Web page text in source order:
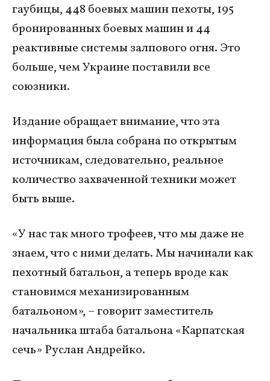
гаубицы, 448 боевых машин пехоты, 195
бронированных боевых машин и 44
реактивные системы залпового огня. Это
больше, чем Украине поставили все
союзники.
Издание обращает внимание, что эта
информация была собрана по открытым
источникам, следовательно, реальное
количество захваченной техники может
быть выше.
«У нас так много трофеев, что мы даже не
знаем, что с ними делать. Мы начинали как
пехотный батальон, а теперь вроде как
становимся механизированным
батальоном», – говорит заместитель
начальника штаба батальона «Карпатская
сечь» Руслан Андрейко.